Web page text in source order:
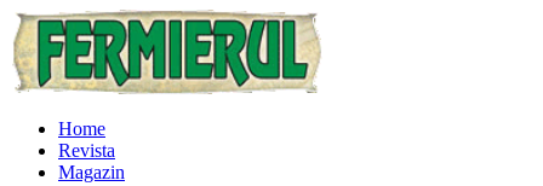
Home
Revista
Magazin